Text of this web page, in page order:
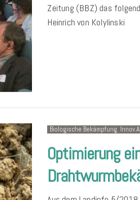
Zeitung (BBZ) das
Heinrich von Kolylinski
Biologische Bekämpfung,
Optimierung